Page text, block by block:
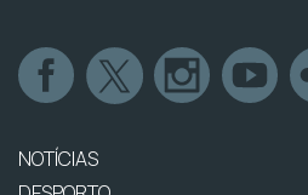
NOTÍCIAS